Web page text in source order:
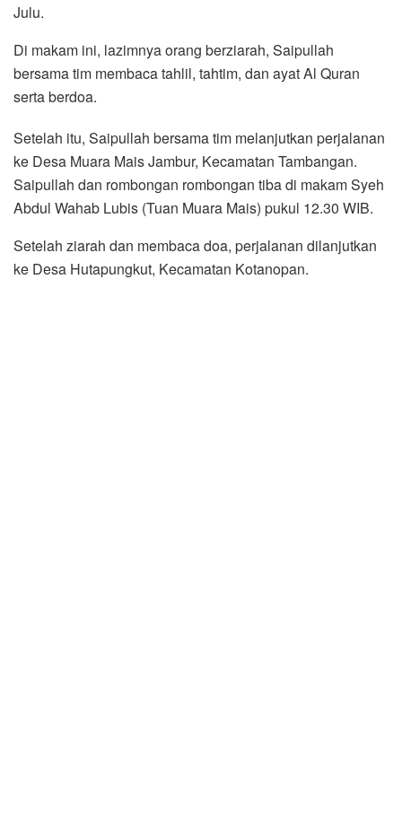
Julu.
Di makam ini, lazimnya orang berziarah, Saipullah
bersama tim membaca tahlil, tahtim, dan ayat Al Quran
serta berdoa.
Setelah itu, Saipullah bersama tim melanjutkan perjalanan
ke Desa Muara Mais Jambur, Kecamatan Tambangan.
Saipullah dan rombongan rombongan tiba di makam Syeh
Abdul Wahab Lubis (Tuan Muara Mais) pukul 12.30 WIB.
Setelah ziarah dan membaca doa, perjalanan dilanjutkan
ke Desa Hutapungkut, Kecamatan Kotanopan.